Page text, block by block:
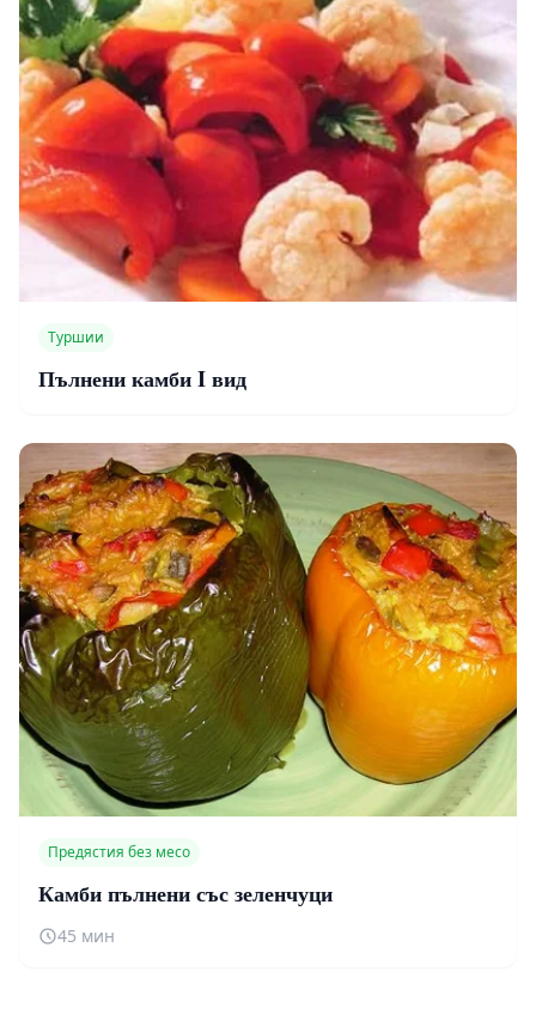
Туршии
Пълнени камби I вид
Предястия без месо
Камби пълнени със зеленчуци
45 мин